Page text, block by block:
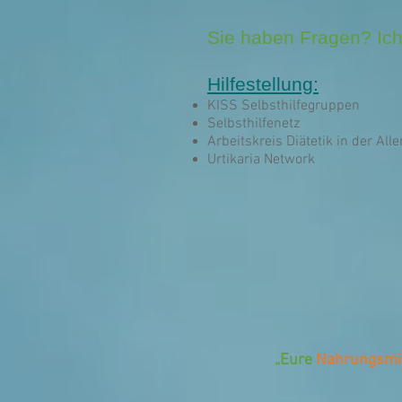
Sie haben Fragen?
Hilfestellung:
KISS Selbsthilfegruppen
Selbsthilfenetz
Arbeitskreis Diätetik in der
Urtikaria Network
„Eure